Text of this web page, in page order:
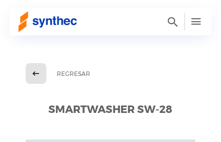
REGRESAR
SMARTWASHER SW-28